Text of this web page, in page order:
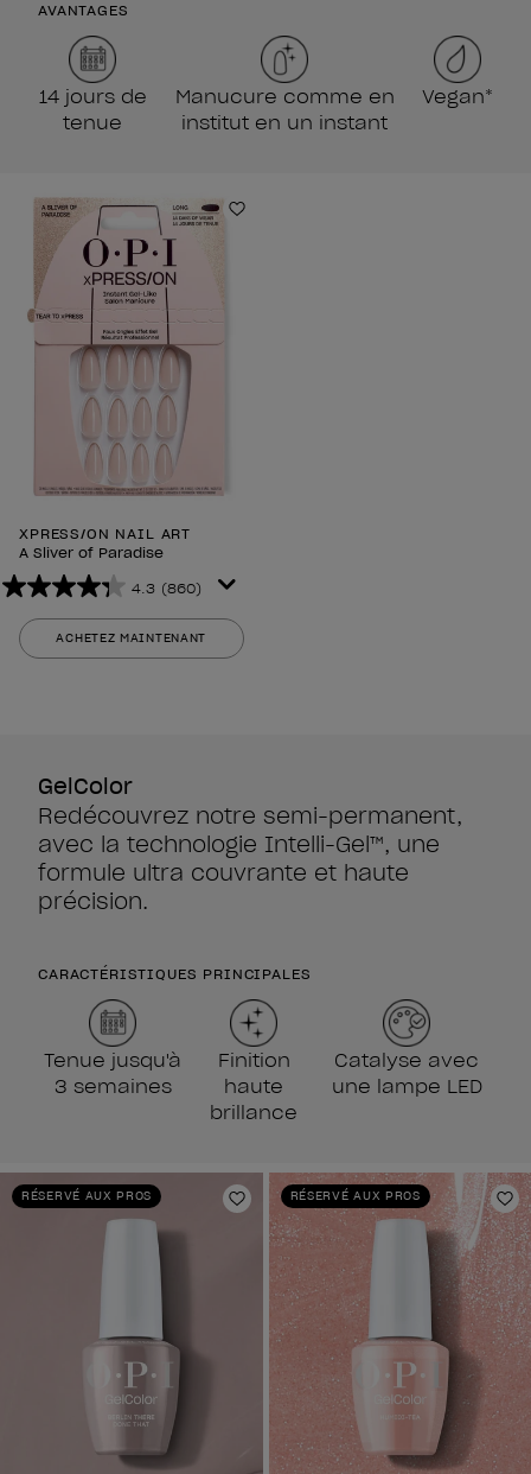
AVANTAGES
14 jours de
tenue
Manucure comme en
institut en un instant
Vegan*
Ajouter aux favoris
XPRESS/ON NAIL ART
A Sliver of Paradise
4.3 (860)
4.3
sur
5
ACHETEZ MAINTENANT
GelColor
Redécouvrez notre semi-permanent,
avec la technologie Intelli-Gel™, une
formule ultra couvrante et haute
précision.
CARACTÉRISTIQUES PRINCIPALES
Tenue jusqu'à
3 semaines
Finition
haute
brillance
Catalyse avec
une lampe LED
RÉSERVÉ AUX PROS
Ajouter aux favoris
RÉSERVÉ AUX PROS